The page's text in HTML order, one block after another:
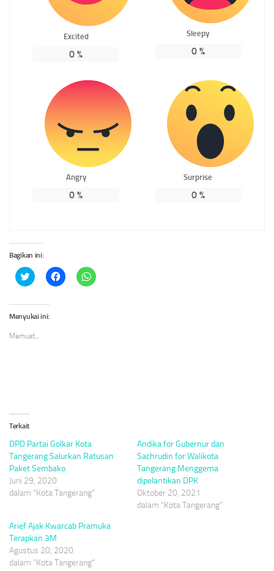
Excited
0 %
Sleepy
0%
Angry
0 %
Surprise
0%
Bagikan ini:
Klik
untuk
Twitter(Membuka
di
jendela
baru)
Klik
untuk
Klik
untuk
Menyukai ini:
Memuat...
Terkait
DPD Partai Golkar Kota
Tangerang Salurkan Ratusan
Paket Sembako
Juni 29, 2020
dalam "Kota Tangerang"
Andika for Gubernur dan
Sachrudin for Walikota
Tangerang Menggema
dipelantikan DPK
Oktober 20, 2021
dalam "Kota Tangerang"
Arief Ajak Kwarcab Pramuka
Terapkan 3M
Agustus 20, 2020
dalam "Kota Tangerang"